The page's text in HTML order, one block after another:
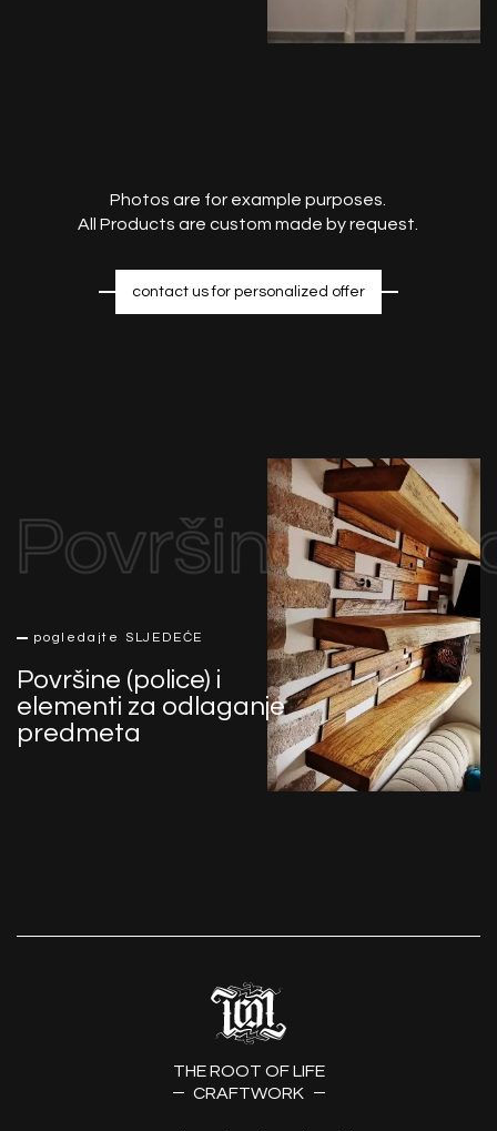
Photos are for example purposes.
All Products are custom made by request.
contact us for personalized offer
pogledajte SLJEDEĆE
Površine (police) i
elementi za odlaganje
predmeta
Površine
THE ROOT OF LIFE
CRAFTWORK